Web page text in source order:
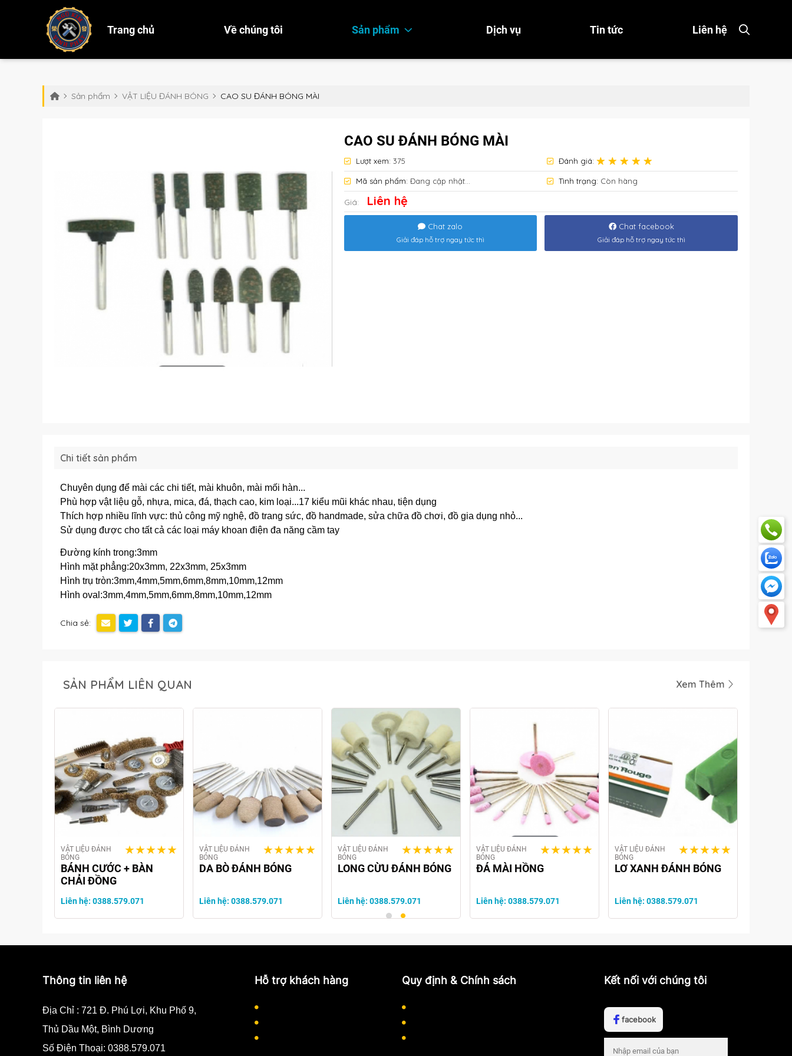
Trang chủ Về chúng tôi Sản phẩm Dịch vụ Tin tức Liên hệ
Sản phẩm VẬT LIỆU ĐÁNH BÓNG CAO SU ĐÁNH BÓNG MÀI
CAO SU ĐÁNH BÓNG MÀI
Lượt xem: 375 Đánh giá:
Mã sản phẩm: Đang cập nhật... Tình trạng: Còn hàng
Giá: Liên hệ
Chat zalo
Giải đáp hỗ trợ ngay tức thì
Chat facebook
Giải đáp hỗ trợ ngay tức thì
Chi tiết sản phẩm
Chuyên dụng để mài các chi tiết, mài khuôn, mài mối hàn...
Phù hợp vật liệu gỗ, nhựa, mica, đá, thạch cao, kim loại...17 kiểu mũi khác nhau, tiện dụng
Thích hợp nhiều lĩnh vực: thủ công mỹ nghệ, đồ trang sức, đồ handmade, sửa chữa đồ chơi, đồ gia dụng nhỏ...
Sử dụng được cho tất cả các loại máy khoan điện đa năng cầm tay
Đường kính trong:3mm
Hình mặt phẳng:20x3mm, 22x3mm, 25x3mm
Hình trụ tròn:3mm,4mm,5mm,6mm,8mm,10mm,12mm
Hình oval:3mm,4mm,5mm,6mm,8mm,10mm,12mm
Chia sẻ:
SẢN PHẨM LIÊN QUAN Xem Thêm
VẬT LIỆU ĐÁNH
BÓNG
BÁNH CƯỚC + BÀN
CHẢI ĐỒNG
Liên hệ: 0388.579.071
VẬT LIỆU ĐÁNH
BÓNG
DA BÒ ĐÁNH BÓNG
Liên hệ: 0388.579.071
VẬT LIỆU ĐÁNH
BÓNG
LONG CỪU ĐÁNH BÓNG
Liên hệ: 0388.579.071
VẬT LIỆU ĐÁNH
BÓNG
ĐÁ MÀI HỒNG
Liên hệ: 0388.579.071
VẬT LIỆU ĐÁNH
BÓNG
LƠ XANH ĐÁNH BÓNG
Liên hệ: 0388.579.071
Thông tin liên hệ
Địa Chỉ : 721 Đ. Phú Lợi, Khu Phố 9,
Thủ Dầu Một, Bình Dương
Số Điện Thoại: 0388.579.071
Hỗ trợ khách hàng Quy định & Chính sách Kết nối với chúng tôi
facebook